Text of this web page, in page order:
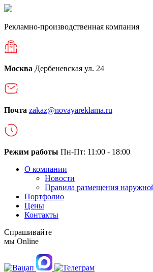
Рекламно-производственная компания
Москва Дербеневская ул. 24
Почта zakaz@novayareklama.ru
Режим работы Пн-Пт: 11:00 - 18:00
О компании
Новости
Правила размещения
Портфолио
Цены
Контакты
Спрашивайте
мы Online